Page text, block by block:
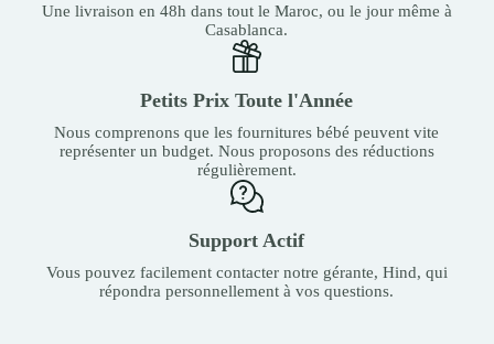
Une livraison en 48h dans tout le Maroc, ou le jour même à
Casablanca.
Petits Prix Toute l'Année
Nous comprenons que les fournitures bébé peuvent vite
représenter un budget. Nous proposons des réductions
régulièrement.
Support Actif
Vous pouvez facilement contacter notre gérante, Hind, qui
répondra personnellement à vos questions.